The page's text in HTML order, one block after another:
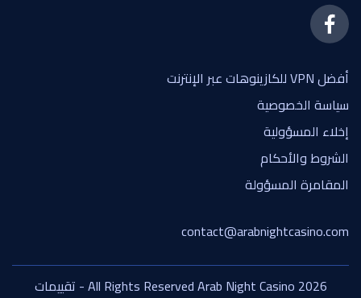
أفضل VPN للكازينوهات عبر الإنترنت
سياسة الخصوصية
إخلاء المسؤولية
الشروط والأحكام
المقامرة المسؤولة
contact@arabnightcasino.com
All Rights Reserved Arab Night Casino 2026 - تقييمات